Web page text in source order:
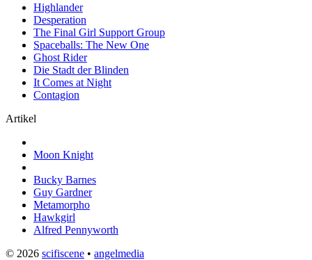
Highlander
Desperation
The Final Girl Support Group
Spaceballs: The New One
Ghost Rider
Die Stadt der Blinden
It Comes at Night
Contagion
Artikel
Moon Knight
Bucky Barnes
Guy Gardner
Metamorpho
Hawkgirl
Alfred Pennyworth
© 2026 scifiscene • angelmedia